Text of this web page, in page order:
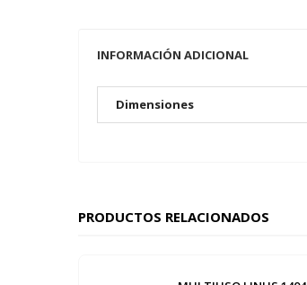
INFORMACIÓN ADICIONAL
Dimensiones
PRODUCTOS RELACIONADOS